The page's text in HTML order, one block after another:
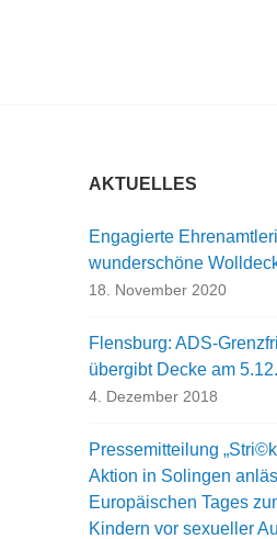
AKTUELLES
Engagierte
wunderschöne
18. November 2020
Flensburg: ADS-
übergibt Decke am
4. Dezember 2018
Pressemitteilung
Aktion in Solingen
Europäischen Tages
Kindern vor sexueller